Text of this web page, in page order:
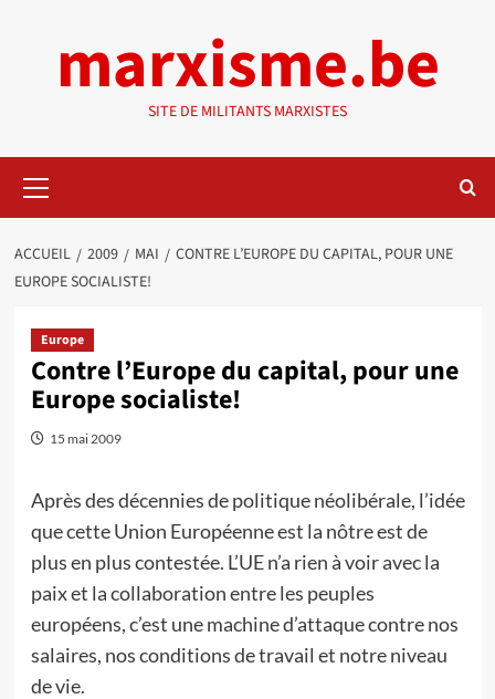
marxisme.be
SITE DE MILITANTS MARXISTES
principal
ACCUEIL 2009 MAI
CONTRE L’EUROPE DU CAPITAL, POUR UNE
EUROPE SOCIALISTE!
Europe
Contre l’Europe du capital, pour une
Europe socialiste!
15 mai 2009
Après des décennies de politique néolibérale, l’idée
que cette Union Européenne est la nôtre est de
plus en plus contestée. L’UE n’a rien à voir avec la
paix et la collaboration entre les peuples
européens, c’est une machine d’attaque contre nos
salaires, nos conditions de travail et notre niveau
de vie.